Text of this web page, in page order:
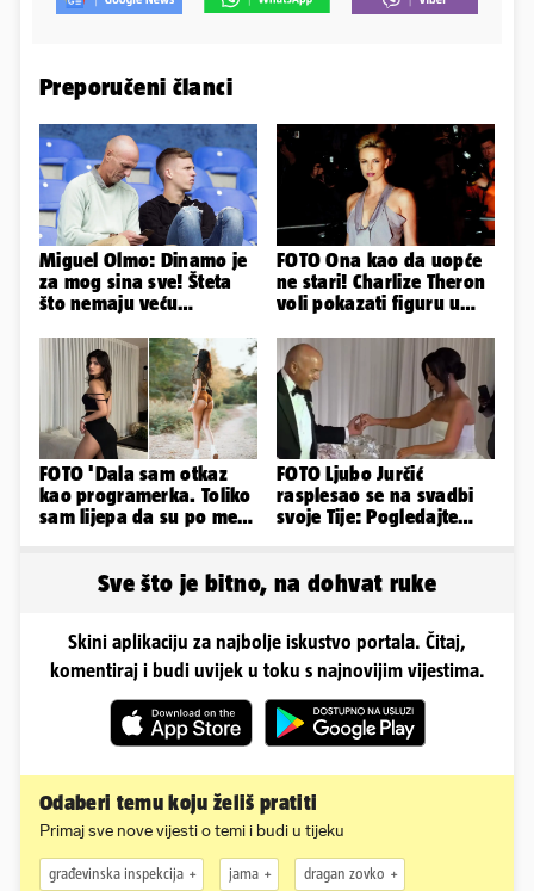
Preporučeni članci
Miguel Olmo: Dinamo je
za mog sina sve! Šteta
što nemaju veću
ligi...
FOTO Ona kao da uopće
ne stari! Charlize Theron
voli pokazati figuru u
FOTO 'Dala sam otkaz
kao programerka. Toliko
sam lijepa da su po meni
FOTO Ljubo Jurčić
rasplesao se na svadbi
svoje Tije: Pogledajte
Sve što je bitno, na dohvat ruke
Skini aplikaciju za najbolje iskustvo portala. Čitaj,
komentiraj i budi uvijek u toku s najnovijim vijestima.
Odaberi temu koju želiš pratiti
Primaj sve nove vijesti o temi i budi u tijeku
građevinska inspekcija jama dragan zovko